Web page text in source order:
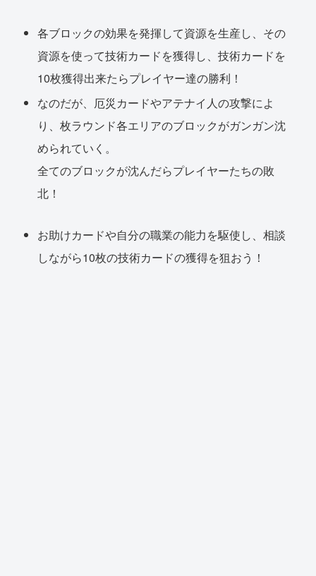
各ブロックの効果を発揮して資源を生産し、その
資源を使って技術カードを獲得し、技術カードを
10枚獲得出来たらプレイヤー達の勝利！
なのだが、厄災カードやアテナイ人の攻撃によ
り、枚ラウンド各エリアのブロックがガンガン沈
められていく。
全てのブロックが沈んだらプレイヤーたちの敗
北！
お助けカードや自分の職業の能力を駆使し、相談
しながら10枚の技術カードの獲得を狙おう！